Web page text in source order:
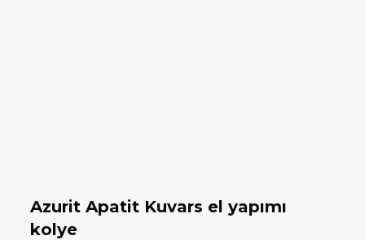
Azurit Apatit Kuvars el yapımı
kolye